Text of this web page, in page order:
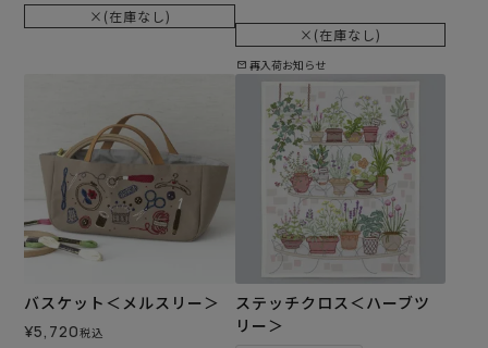
×(在庫なし)
×(在庫なし)
再入荷お知らせ
バスケット＜メルスリー＞
¥5,720税込
ステッチクロス＜ハーブツ
リー＞